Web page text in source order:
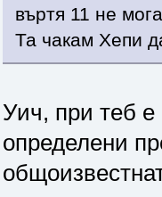
въртя 11 не
Та чакам Хепи
Уич, при теб е
определени